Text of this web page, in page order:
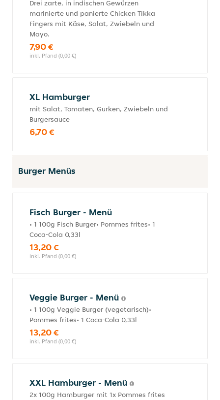
Drei zarte, in indischen Gewürzen
marinierte und panierte Chicken Tikka
Fingers mit Käse, Salat, Zwiebeln und
Mayo.
7,90 €
inkl. Pfand (0,00 €)
XL Hamburger
mit Salat, Tomaten, Gurken, Zwiebeln und
Burgersauce
6,70 €
Burger Menüs
Fisch Burger - Menü
• 1 100g Fisch Burger• Pommes frites• 1
Coca-Cola 0,33l
13,20 €
inkl. Pfand (0,00 €)
Veggie Burger - Menü
• 1 100g Veggie Burger (vegetarisch)•
Pommes frites• 1 Coca-Cola 0,33l
13,20 €
inkl. Pfand (0,00 €)
XXL Hamburger - Menü
2x 100g Hamburger mit 1x Pommes frites